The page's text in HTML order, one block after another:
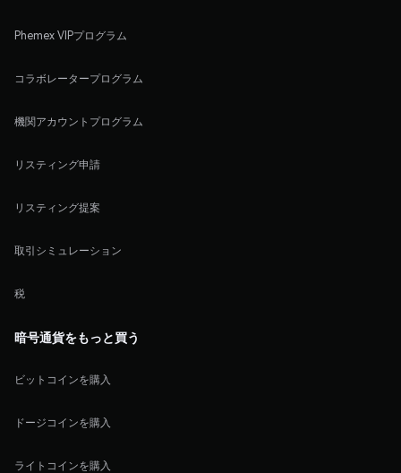
Phemex VIPプログラム
コラボレータープログラム
機関アカウントプログラム
リスティング申請
リスティング提案
取引シミュレーション
税
暗号通貨をもっと買う
ビットコインを購入
ドージコインを購入
ライトコインを購入